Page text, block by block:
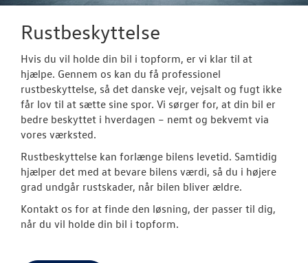
CALIFORNIA
VÆRKSTED
Koncepter og
Rustbeskyttelse
Hvis du vil holde din bil i topform, er vi klar til at
hjælpe. Gennem os kan du få professionel
rustbeskyttelse, så det danske vejr, vejsalt og fugt ikke
får lov til at sætte sine spor. Vi sørger for, at din bil er
bedre beskyttet i hverdagen – nemt og bekvemt via
vores værksted.
Rustbeskyttelse kan forlænge bilens levetid. Samtidig
hjælper det med at bevare bilens værdi, så du i højere
grad undgår rustskader, når bilen bliver ældre.
Kontakt os for at finde den løsning, der passer til dig,
når du vil holde din bil i topform.